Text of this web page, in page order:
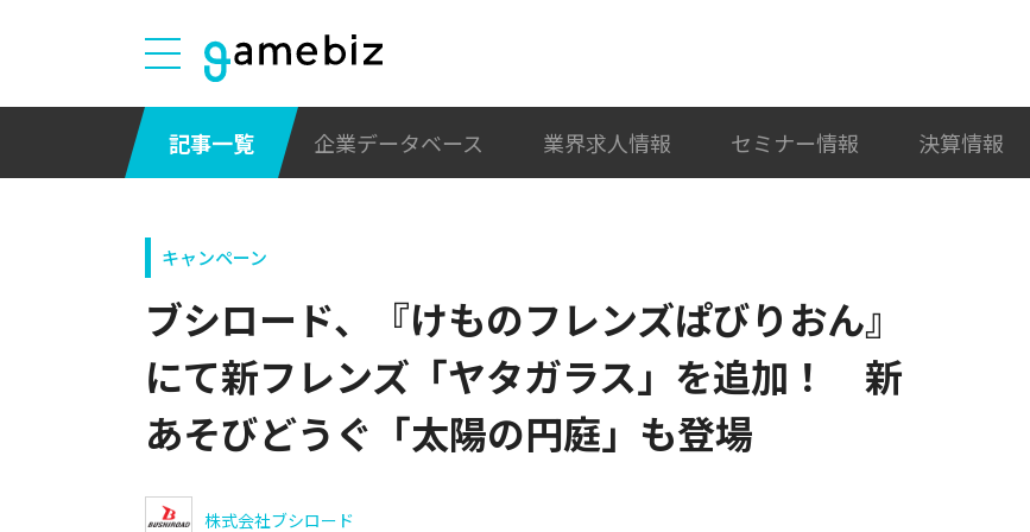
記事一覧 企業データベース 業界求人情報 セミナー情報 決算情報
キャンペーン
ブシロード、『けものフレンズぱびりおん』
にて新フレンズ「ヤタガラス」を追加！ 新
あそびどうぐ「太陽の円庭」も登場
株式会社ブシロード